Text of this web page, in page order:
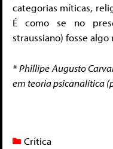
categorias míticas,
É como se no
straussiano) fosse
* Phillipe Augusto
em teoria psicanalítica (
Crítica